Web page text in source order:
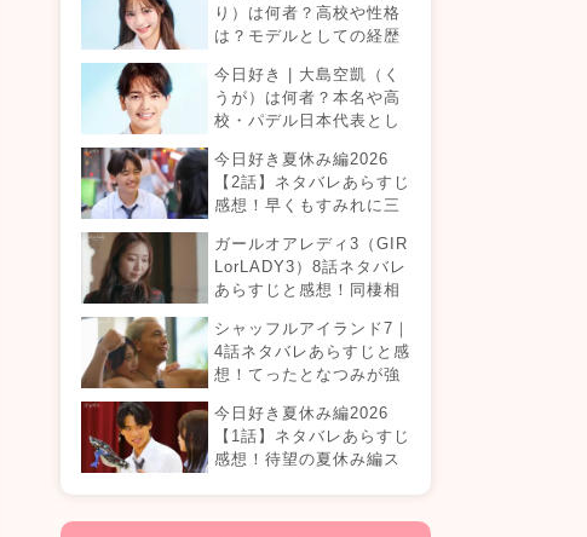
り）は何者？高校や性格
は？モデルとしての経歴
め！
今日好き | 大島空凱（く
うが）は何者？本名や高
校・パデル日本代表とし
ールまとめ！
今日好き夏休み編2026
【2話】ネタバレあらすじ
感想！早くもすみれに三
ルは生まれる？
ガールオアレディ3（GIR
LorLADY3）8話ネタバレ
あらすじと感想！同棲相
気持ちの変化は…？
シャッフルアイランド7｜
4話ネタバレあらすじと感
想！てったとなつみが強
カップル誕生！？
今日好き夏休み編2026
【1話】ネタバレあらすじ
感想！待望の夏休み編ス